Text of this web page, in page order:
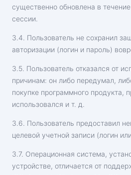
существенно обновлена в
сессии.
3.4. Пользователь не сохранил
авторизации (логин и пароль)
3.5. Пользователь отказался от
причинам: он либо передумал,
покупке программного продукта,
использовался и т. д.
3.6. Пользователь предоставил
целевой учетной записи (логин
3.7. Операционная система,
устройстве, отличается от